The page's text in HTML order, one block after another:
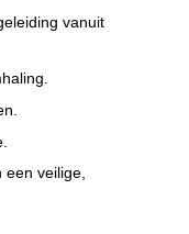
vanuit
veilige,